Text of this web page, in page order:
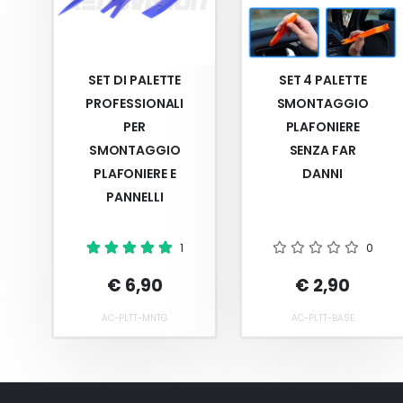
per resistere al tempo e a situazioni particolarmente
SET DI PALETTE
PROFESSIONALI
PER
SMONTAGGIO
PLAFONIERE E
PANNELLI
1
€ 6,90
AC-PLTT-MNTG
SET 4 PALETTE
SMONTAGGIO
PLAFONIERE
SENZA FAR
DANNI
0
€ 2,90
AC-PLTT-BASE